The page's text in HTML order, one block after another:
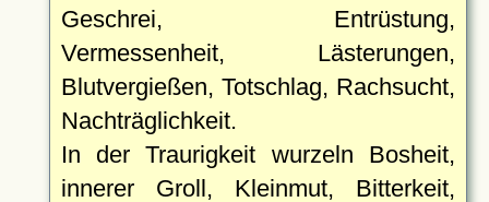
Geschrei, Entrüstung,
Vermessenheit, Lästerungen,
Blutvergießen, Totschlag, Rachsucht,
Nachträglichkeit.
In der Traurigkeit wurzeln Bosheit,
innerer Groll, Kleinmut, Bitterkeit,